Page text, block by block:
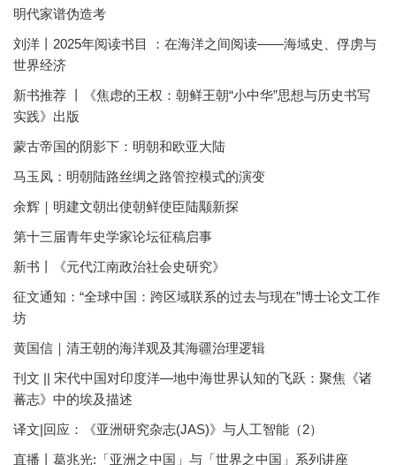
明代家谱伪造考
刘洋丨2025年阅读书目 ：在海洋之间阅读——海域史、俘虏与
世界经济
新书推荐 丨《焦虑的王权：朝鲜王朝“小中华”思想与历史书写
实践》出版
蒙古帝国的阴影下：明朝和欧亚大陆
马玉凤：明朝陆路丝绸之路管控模式的演变
余辉｜明建文朝出使朝鲜使臣陆颙新探
第十三届青年史学家论坛征稿启事
新书丨《元代江南政治社会史研究》
征文通知：“全球中国：跨区域联系的过去与现在”博士论文工作
坊
黄国信｜清王朝的海洋观及其海疆治理逻辑
刊文 || 宋代中国对印度洋—地中海世界认知的飞跃：聚焦《诸
蕃志》中的埃及描述
译文|回应：《亚洲研究杂志(JAS)》与人工智能（2）
直播丨葛兆光:「亚洲之中国」与「世界之中国」系列讲座